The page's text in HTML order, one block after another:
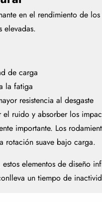
en el rendimiento de
elevadas.
de carga
la fatiga
resistencia al desgaste
ruido y absorber los
importante. Los
rotación suave bajo carga.
elementos de
un tiempo de